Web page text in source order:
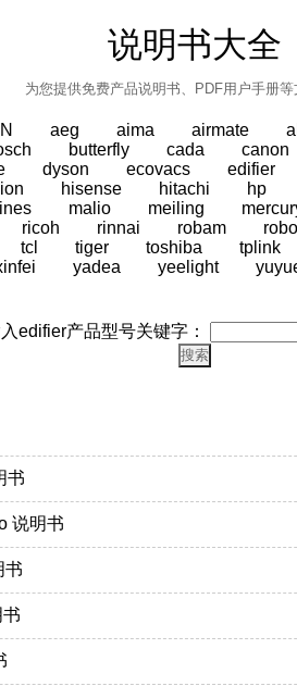
说明书大全
为您提供免费产品说明书、PDF用户手册等
aeg aima airmate
butterfly cada canon
dyson ecovacs edifier
hisense hitachi hp
malio meiling
ricoh rinnai robam
tcl tiger toshiba tplink
yadea yeelight
edifier产品型号关键字：
书
说明书
书